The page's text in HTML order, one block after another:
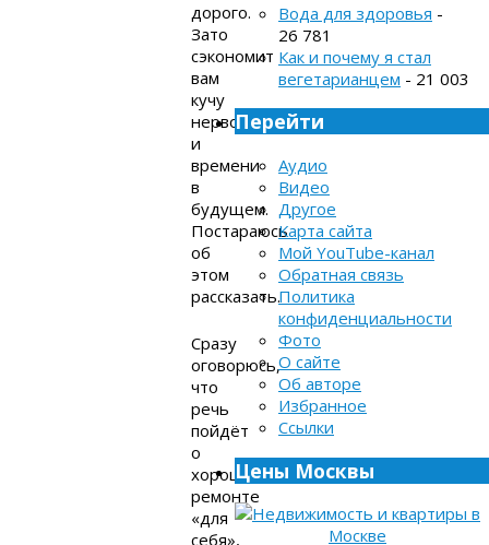
дорого.
Зато
сэкономит
вам
кучу
нервов
и
времени
в
будущем.
Постараюсь
об
этом
рассказать.
Сразу
оговорюсь,
что
речь
пойдёт
о
хорошем
ремонте
«для
себя»,
Вода для здоровья -
26 781
Как и почему я стал
вегетарианцем - 21 003
Перейти
Аудио
Видео
Другое
Карта сайта
Мой YouTube-канал
Обратная связь
Политика
конфиденциальности
Фото
О сайте
Об авторе
Избранное
Ссылки
Цены Москвы